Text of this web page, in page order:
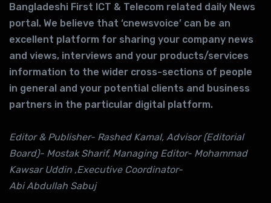
Bangladeshi First ICT & Telecom related daily News
portal. We believe that ‘cnewsvoice’ can be an
excellent platform for sharing your company news
and views, interviews and your products/services
information to the wider cross-sections of people
in general and your potential clients and business
partners in the particular digital platform.
Editor & Publisher- Rashed Kamal, Advisor (Editorial
Board)- Mostak Sharif, Managing Editor- Mohammad
Kawsar Uddin ,Executive Coordinator-
Abi Abdullah Sabuj